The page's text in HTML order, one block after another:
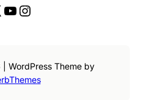
YouTube Instagram
WordPress Theme by